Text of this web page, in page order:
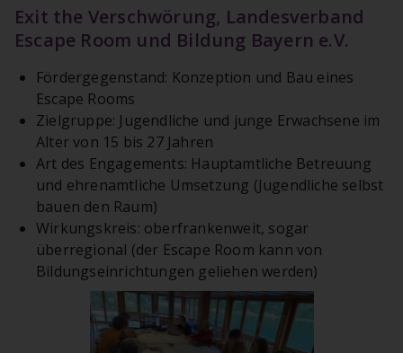
Exit the Verschwörung, Landesverband
Escape Room und Bildung Bayern e.V.
Fördergegenstand: Konzeption und Bau eines
Escape Rooms
Zielgruppe: Jugendliche und junge Erwachsene im
Alter von 15 bis 27 Jahren
Art des Engagements: Hauptamtliche Betreuung
und ehrenamtliche Umsetzung (Jugendliche selbst
bauen den Raum)
Wirkungskreis: oberfrankenweit, sogar
überregional (der Escape Room kann von
Bildungseinrichtungen geliehen werden)